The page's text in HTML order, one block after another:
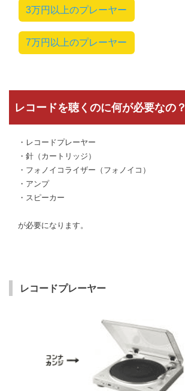
3万円以上のプレーヤー
7万円以上のプレーヤー
レコードを聴くのに何が必要なの？
・レコードプレーヤー
・針（カートリッジ）
・フォノイコライザー（フォノイコ）
・アンプ
・スピーカー
が必要になります。
レコードプレーヤー